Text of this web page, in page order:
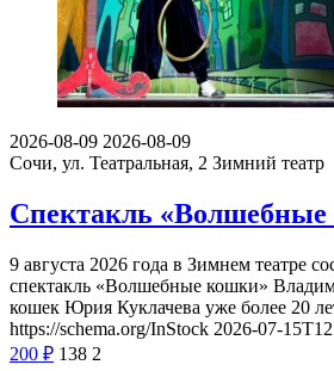
2026-08-09 2026-08-09
Сочи, ул. Театральная, 2 Зимний театр
Спектакль
9 августа 2026 года в Зимнем театре
спектакль «Волшебные кошки»
кошек Юрия Куклачева уже более 20
https://schema.org/InStock 2026-07-
200 ₽ 138 2